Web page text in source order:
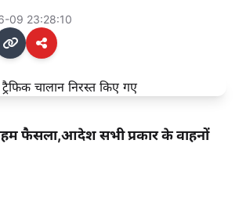
09 23:28:10
फैसला,आदेश सभी प्रकार के वाहनों